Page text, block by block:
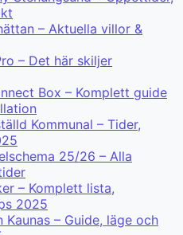
– Aktuella villor &
– Det här skiljer
Box – Komplett guide
Kommunal – Tider,
25/26 – Alla
– Komplett lista,
2025
Kaunas – Guide, läge och